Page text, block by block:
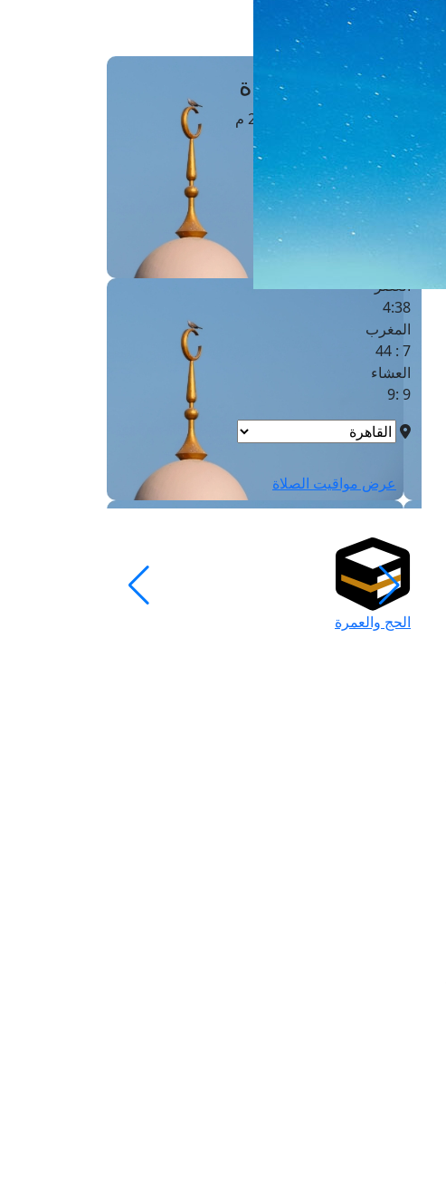
الفتوى الهاتفية
مَواقِيتُ الصَّـــلاة
القاهرة · 07 أغسطس 2026 م
الفجر
4 :41
الشروق
العصر
4:38
المغرب
7 : 44
العشاء
9 :9
عرض مواقيت الصلاة
الحج والعمرة